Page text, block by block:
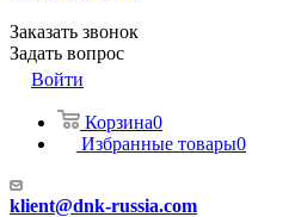
Заказать звонок
Задать вопрос
Войти
Корзина0
Избранные товары0
klient@dnk-russia.com